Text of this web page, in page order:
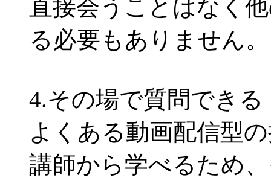
直接会うことはなく
る必要もありません。
4.その場で質問できる
よくある動画配信型
講師から学べるため